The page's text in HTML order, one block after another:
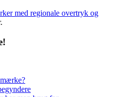
med regionale overtryk og